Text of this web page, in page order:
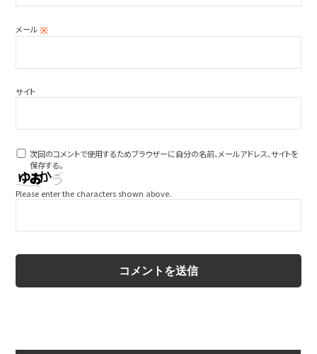
メール※
サイト
次回のコメントで使用するためブラウザーに自分の名前、メールアドレス、サイトを
保存する。
Please enter the characters shown above.